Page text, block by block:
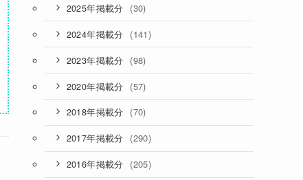
2025年掲載分 (30)
2024年掲載分 (141)
2023年掲載分 (98)
2020年掲載分 (57)
2018年掲載分 (70)
2017年掲載分 (290)
2016年掲載分 (205)